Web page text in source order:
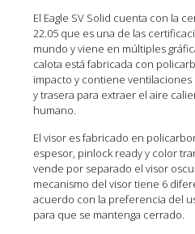
El Eagle SV Solid cuenta con la
22.05 que es una de las
mundo y viene en múltiples
calota está fabricada con
impacto y contiene
y trasera para extraer el aire
humano.
El visor es fabricado en
espesor, pinlock ready y color
vende por separado el visor
mecanismo del visor tiene 6
acuerdo con la preferencia del
para que se mantenga cerrado.